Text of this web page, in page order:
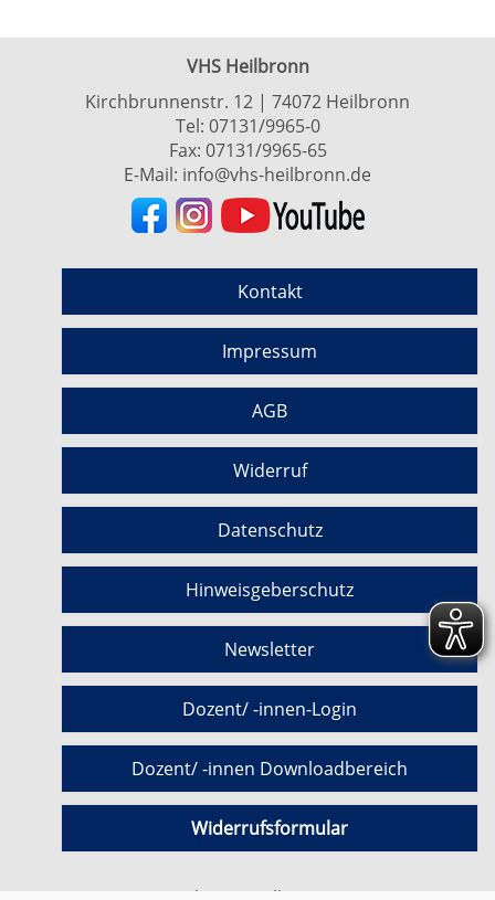
VHS Heilbronn
Kirchbrunnenstr. 12 | 74072 Heilbronn
Tel: 07131/9965-0
Fax: 07131/9965-65
E-Mail: info@vhs-heilbronn.de
Kontakt
Impressum
AGB
Widerruf
Datenschutz
Hinweisgeberschutz
Newsletter
Dozent/ -innen-Login
Dozent/ -innen Downloadbereich
Widerrufsformular